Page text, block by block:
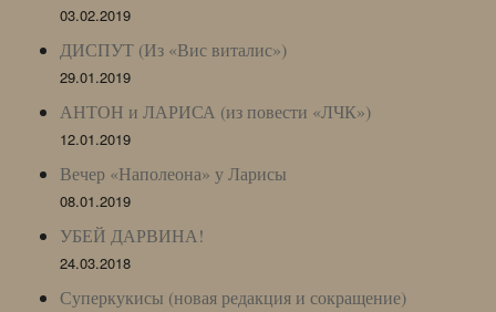
03.02.2019
ДИСПУТ (Из «Вис виталис»)
29.01.2019
АНТОН и ЛАРИСА (из повести «ЛЧК»)
12.01.2019
Вечер «Наполеона» у Ларисы
08.01.2019
УБЕЙ ДАРВИНА!
24.03.2018
Суперкукисы (новая редакция и сокращение)